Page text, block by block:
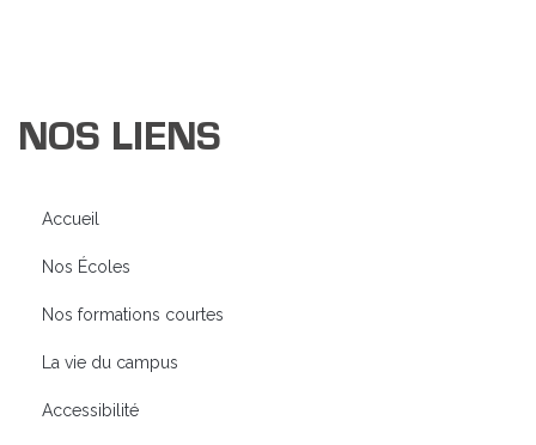
NOS LIENS
Accueil
Nos Écoles
Nos formations courtes
La vie du campus
Accessibilité